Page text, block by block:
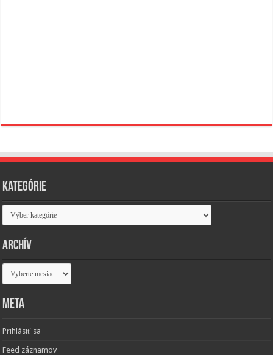
Kategórie
Kategórie
Archív
Archív
Meta
Prihlásiť sa
Feed záznamov